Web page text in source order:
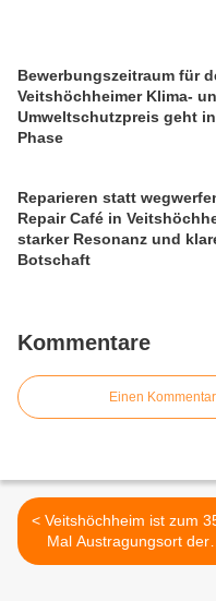
Bewerbungszeitraum für
Veitshöchheimer Klima-
Umweltschutzpreis geht
Phase
Reparieren statt
Repair Café in
starker Resonanz und
Botschaft
Kommentare
Einen
< Veitshöchheim ist zum 35.
Mal Austragungsort der
Fastnacht in Franken -